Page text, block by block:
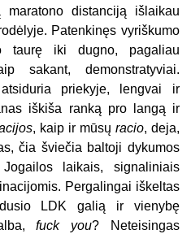
distanciją išlaikau
Patenkinęs vyriškumo
taurę iki dugno, pagaliau
sakant, demonstratyviai.
priekyje, lengvai ir
iškiša ranką pro langą ir
, kaip ir mūsų racio, deja,
čia šviečia baltoji dykumos
laikais, signaliniais
Pergalingai iškeltas
LDK galią ir vienybę
fuck you? Neteisingas